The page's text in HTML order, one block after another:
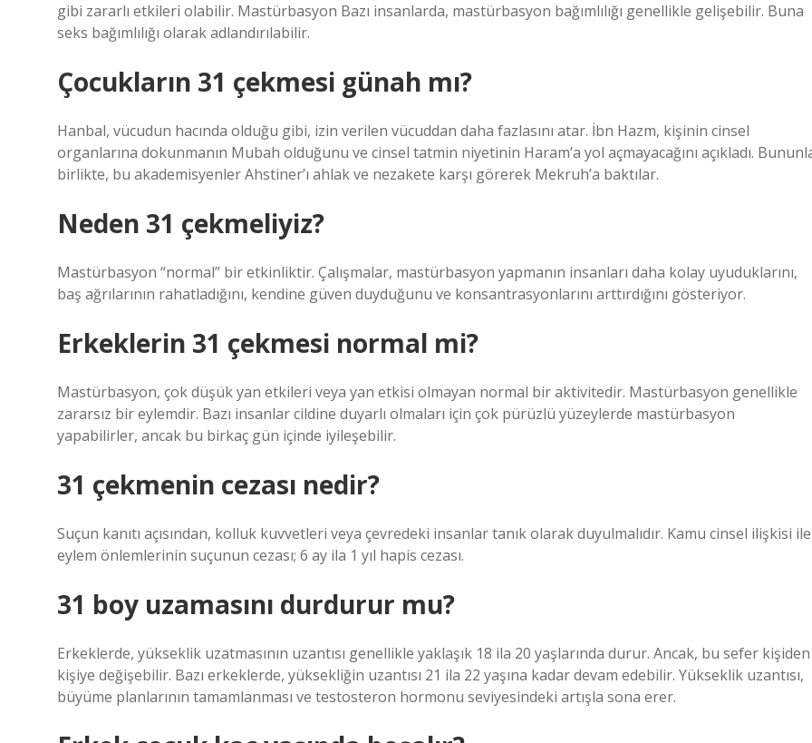
gibi zararlı etkileri olabilir. Mastürbasyon Bazı insanlarda, mastürbasyon bağımlılığı genellikle gelişebilir. Buna
seks bağımlılığı olarak adlandırılabilir.
Çocukların 31 çekmesi günah mı?
Hanbal, vücudun hacında olduğu gibi, izin verilen vücuddan daha fazlasını atar. İbn Hazm, kişinin cinsel
organlarına dokunmanın Mubah olduğunu ve cinsel tatmin niyetinin Haram’a yol açmayacağını açıkladı.
birlikte, bu akademisyenler Ahstiner’ı ahlak ve nezakete karşı görerek Mekruh’a baktılar.
Neden 31 çekmeliyiz?
Mastürbasyon “normal” bir etkinliktir. Çalışmalar, mastürbasyon yapmanın insanları daha kolay uyuduklarını,
baş ağrılarının rahatladığını, kendine güven duyduğunu ve konsantrasyonlarını arttırdığını gösteriyor.
Erkeklerin 31 çekmesi normal mi?
Mastürbasyon, çok düşük yan etkileri veya yan etkisi olmayan normal bir aktivitedir. Mastürbasyon genellikle
zararsız bir eylemdir. Bazı insanlar cildine duyarlı olmaları için çok pürüzlü yüzeylerde mastürbasyon
yapabilirler, ancak bu birkaç gün içinde iyileşebilir.
31 çekmenin cezası nedir?
Suçun kanıtı açısından, kolluk kuvvetleri veya çevredeki insanlar tanık olarak duyulmalıdır. Kamu cinsel ilişkisi ile
eylem önlemlerinin suçunun cezası; 6 ay ila 1 yıl hapis cezası.
31 boy uzamasını durdurur mu?
Erkeklerde, yükseklik uzatmasının uzantısı genellikle yaklaşık 18 ila 20 yaşlarında durur. Ancak, bu sefer kişiden
kişiye değişebilir. Bazı erkeklerde, yüksekliğin uzantısı 21 ila 22 yaşına kadar devam edebilir. Yükseklik uzantısı,
büyüme planlarının tamamlanması ve testosteron hormonu seviyesindeki artışla sona erer.